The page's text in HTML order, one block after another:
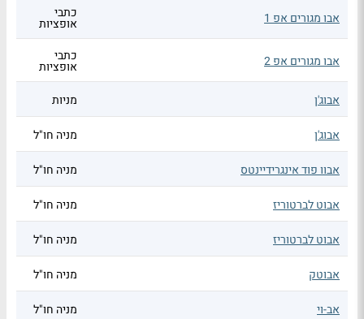
אבו מגורים אפ 1 כתבי
אופציות
אבו מגורים אפ 2 כתבי
אופציות
אבוג'ן
מניות
אבוג'ן מניה חו"ל
אבוו פוד אינגרידיינטס מניה חו"ל
אבוט לברטוריז מניה חו"ל
אבוט לברטוריז מניה חו"ל
אבוטק מניה חו"ל
אב-וי מניה חו"ל